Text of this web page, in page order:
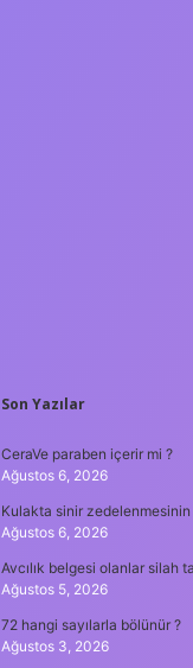
Son Yazılar
CeraVe paraben içerir mi ?
Ağustos 6, 2026
Kulakta sinir
Ağustos 6, 2026
Avcılık belgesi olanlar silah
Ağustos 5, 2026
72 hangi sayılarla bölünür ?
Ağustos 3, 2026